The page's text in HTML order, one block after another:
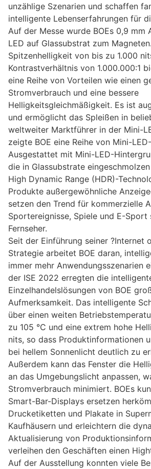
unzählige Szenarien und schaffen
intelligente Lebenserfahrungen für
Auf der Messe wurde BOEs 0,9
LED auf Glassubstrat zum
Spitzenhelligkeit von bis zu 1.000
Kontrastverhältnis von 1.000.000:1
eine Reihe von Vorteilen wie einen
Stromverbrauch und eine bessere
Helligkeitsgleichmäßigkeit. Es ist
und ermöglicht das Spleißen in
weltweiter Marktführer in der Mini-
zeigte BOE eine Reihe von Mini-
Ausgestattet mit Mini-LED-
die in Glassubstrate
High Dynamic Range (HDR)-
Produkte außergewöhnliche
setzen den Trend für kommerzielle
Sportereignisse, Spiele und E-
Fernseher.
Seit der Einführung seiner ?Internet
Strategie arbeitet BOE daran,
immer mehr Anwendungsszenarien
der ISE 2022 erregten die
Einzelhandelslösungen von BOE
Aufmerksamkeit. Das intelligente
über einen weiten
zu 105 °C und eine extrem hohe
nits, so dass Produktinformationen
bei hellem Sonnenlicht deutlich zu
Außerdem kann das Fenster die
an das Umgebungslicht anpassen,
Stromverbrauch minimiert. BOEs
Smart-Bar-Displays ersetzen
Drucketiketten und Plakate in
Kaufhäusern und erleichtern die
Aktualisierung von
verleihen den Geschäften einen
Auf der Ausstellung konnten viele